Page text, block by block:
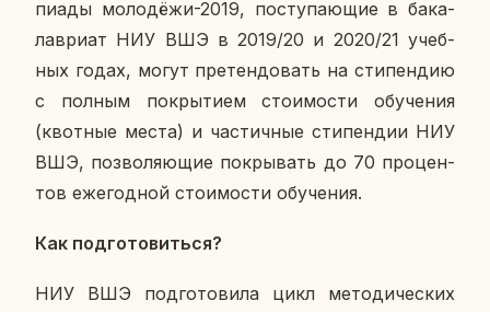
пи­а­ды мо­ло­дё­жи-2019, по­сту­па­ю­щие в ба­ка­
лаври­ат НИУ ВШЭ в 2019/20 и 2020/21 учеб­
ных годах, могут пре­тен­до­вать на сти­пен­дию
с полным по­кры­ти­ем сто­и­мо­сти обу­че­ния
(квот­ные места) и ча­стич­ные сти­пен­дии НИУ
ВШЭ, поз­во­ля­ю­щие по­кры­вать до 70 про­цен­
тов еже­год­ной сто­и­мо­сти обу­че­ния.
Как под­го­то­вить­ся?
НИУ ВШЭ под­го­то­ви­ла цикл ме­то­ди­че­ских